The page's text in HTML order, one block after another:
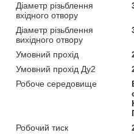
Діаметр різьблення
вхідного отвору
Діаметр різьблення
вихідного отвору
Умовний прохід
Умовний прохід Ду2
Робоче середовище
Робочий тиск